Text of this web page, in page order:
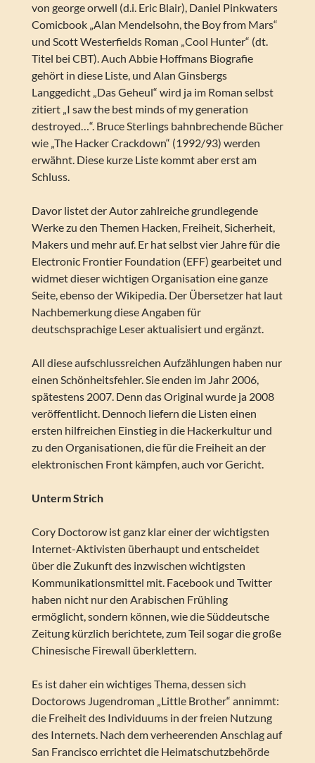
von george orwell (d.i. Eric Blair), Daniel Pinkwaters
Comicbook „Alan Mendelsohn, the Boy from Mars“
und Scott Westerfields Roman „Cool Hunter“ (dt.
Titel bei CBT). Auch Abbie Hoffmans Biografie
gehört in diese Liste, und Alan Ginsbergs
Langgedicht „Das Geheul“ wird ja im Roman selbst
zitiert „I saw the best minds of my generation
destroyed…“. Bruce Sterlings bahnbrechende Bücher
wie „The Hacker Crackdown“ (1992/93) werden
erwähnt. Diese kurze Liste kommt aber erst am
Schluss.
Davor listet der Autor zahlreiche grundlegende
Werke zu den Themen Hacken, Freiheit, Sicherheit,
Makers und mehr auf. Er hat selbst vier Jahre für die
Electronic Frontier Foundation (EFF) gearbeitet und
widmet dieser wichtigen Organisation eine ganze
Seite, ebenso der Wikipedia. Der Übersetzer hat laut
Nachbemerkung diese Angaben für
deutschsprachige Leser aktualisiert und ergänzt.
All diese aufschlussreichen Aufzählungen haben nur
einen Schönheitsfehler. Sie enden im Jahr 2006,
spätestens 2007. Denn das Original wurde ja 2008
veröffentlicht. Dennoch liefern die Listen einen
ersten hilfreichen Einstieg in die Hackerkultur und
zu den Organisationen, die für die Freiheit an der
elektronischen Front kämpfen, auch vor Gericht.
Unterm Strich
Cory Doctorow ist ganz klar einer der wichtigsten
Internet-Aktivisten überhaupt und entscheidet
über die Zukunft des inzwischen wichtigsten
Kommunikationsmittel mit. Facebook und Twitter
haben nicht nur den Arabischen Frühling
ermöglicht, sondern können, wie die Süddeutsche
Zeitung kürzlich berichtete, zum Teil sogar die große
Chinesische Firewall überklettern.
Es ist daher ein wichtiges Thema, dessen sich
Doctorows Jugendroman „Little Brother“ annimmt:
die Freiheit des Individuums in der freien Nutzung
des Internets. Nach dem verheerenden Anschlag auf
San Francisco errichtet die Heimatschutzbehörde